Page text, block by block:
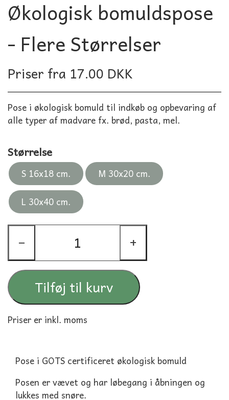
Økologisk bomuldspose
- Flere Størrelser
Priser fra 17.00 DKK
Pose i økologisk bomuld til indkøb og opbevaring af
alle typer af madvare fx. brød, pasta, mel.
Størrelse
S 16x18 cm.
M 30x20 cm.
L 30x40 cm.
− +
Tilføj til kurv
Priser er inkl. moms
Pose i GOTS certificeret økologisk bomuld
Posen er vævet og har løbegang i åbningen og
lukkes med snøre.